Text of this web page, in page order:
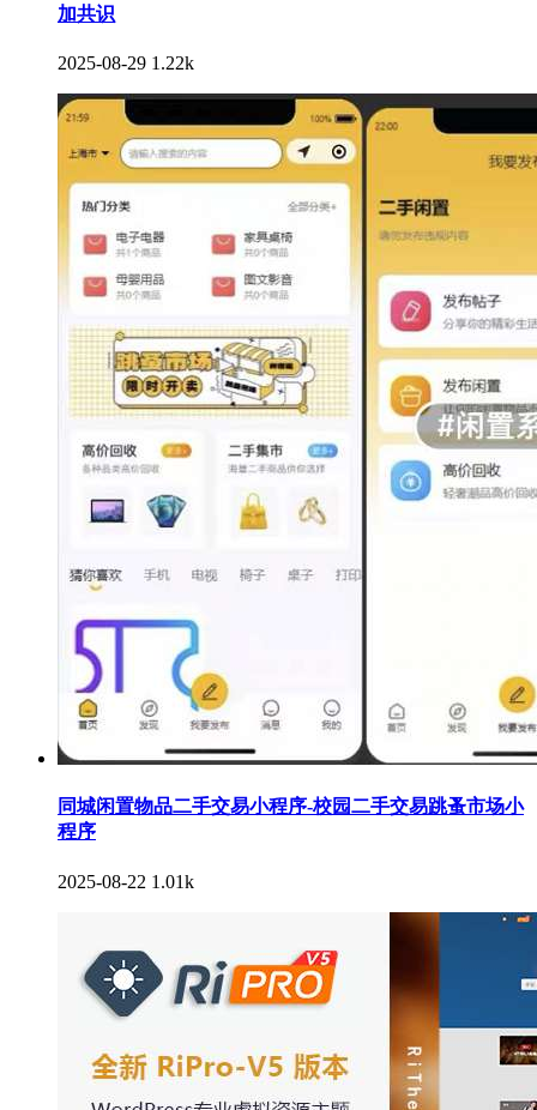
加共识
2025-08-29 1.22k
同城闲置物品二手交易小程序-校园二手交易跳蚤市场小
程序
2025-08-22 1.01k